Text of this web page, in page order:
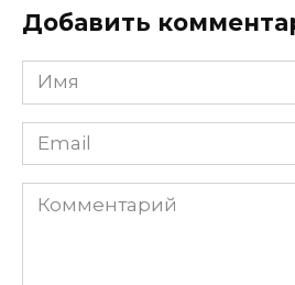
Добавить
Имя
Email
Комментарий